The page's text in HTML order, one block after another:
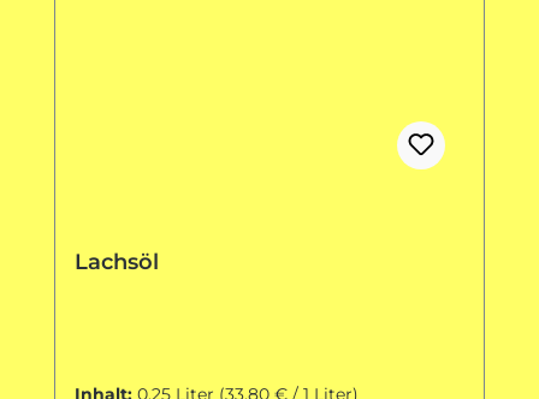
Lachsöl
Inhalt: 0.25 Liter (33,80 € / 1 Liter)